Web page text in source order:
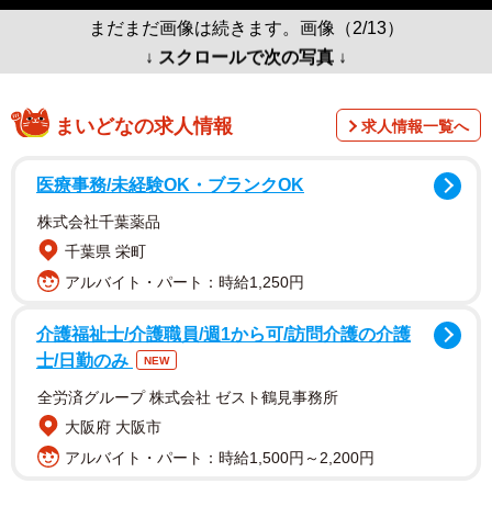
まだまだ画像は続きます。画像（2/13）
↓ スクロールで次の写真 ↓
まいどなの求人情報 求人情報一覧へ
医療事務/未経験OK・ブランクOK
株式会社千葉薬品
千葉県 栄町
アルバイト・パート：時給1,250円
介護福祉士/介護職員/週1から可/訪問介護の介護
士/日勤のみ
NEW
全労済グループ 株式会社 ゼスト鶴見事務所
大阪府 大阪市
アルバイト・パート：時給1,500円～2,200円